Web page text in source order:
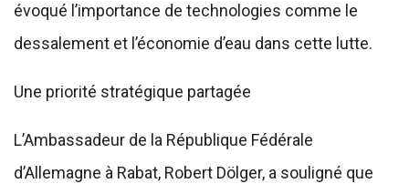
évoqué l’importance de technologies comme le
dessalement et l’économie d’eau dans cette lutte.
Une priorité stratégique partagée
L’Ambassadeur de la République Fédérale
d’Allemagne à Rabat, Robert Dölger, a souligné que